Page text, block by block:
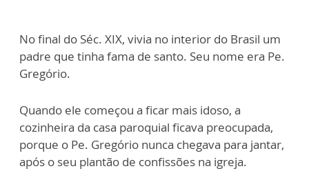
No final do Séc. XIX, vivia no interior do Brasil um
padre que tinha fama de santo. Seu nome era Pe.
Gregório.
Quando ele começou a ficar mais idoso, a
cozinheira da casa paroquial ficava preocupada,
porque o Pe. Gregório nunca chegava para jantar,
após o seu plantão de confissões na igreja.